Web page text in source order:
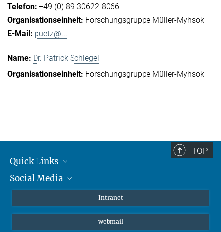
+49 (0) 89-30622-8066
Forschungsgruppe Müller-Myhsok
puetz@...
Dr. Patrick Schlegel
Forschungsgruppe Müller-Myhsok
TOP
Quick Links
Student*innen/Wissenschaftler*innen
Social Media
Bluesky
Intranet
webmail